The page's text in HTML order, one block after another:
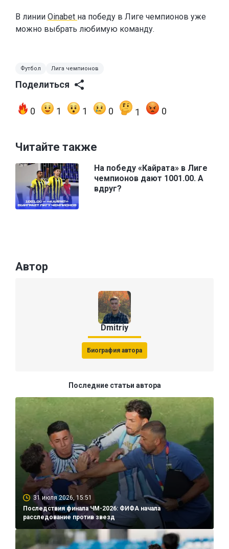
В линии Oinabet на победу в Лиге чемпионов уже
можно выбрать любимую команду.
Футбол Лига чемпионов
Поделиться
0 1 1 0 1 0
Читайте также
На победу «Кайрата» в Лиге
чемпионов дают 1001.00. А
вдруг?
Автор
Dmitriy
Биография автора
Последние статьи автора
31 июля 2026, 15:51
Последствия финала ЧМ-2026: ФИФА начала
расследование против звезд